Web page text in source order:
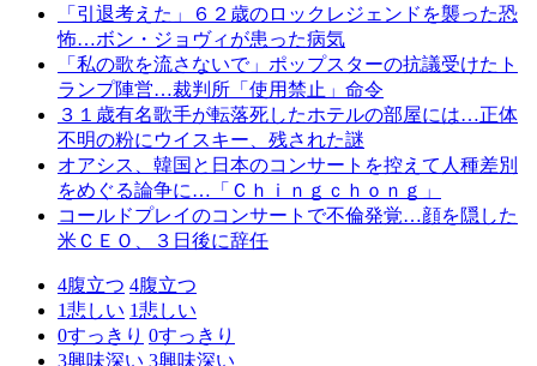
「引退考えた」６２歳のロックレジェンドを襲った恐
怖…ボン・ジョヴィが患った病気
「私の歌を流さないで」ポップスターの抗議受けたト
ランプ陣営…裁判所「使用禁止」命令
３１歳有名歌手が転落死したホテルの部屋には…正体
不明の粉にウイスキー、残された謎
オアシス、韓国と日本のコンサートを控えて人種差別
をめぐる論争に…「Ｃｈｉｎｇｃｈｏｎｇ」
コールドプレイのコンサートで不倫発覚…顔を隠した
米ＣＥＯ、３日後に辞任
4腹立つ 4腹立つ
1悲しい 1悲しい
0すっきり 0すっきり
3興味深い 3興味深い